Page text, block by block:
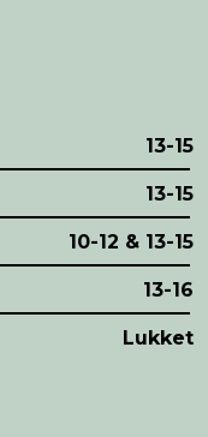
13-15
13-15
10-12 & 13-15
13-16
Lukket